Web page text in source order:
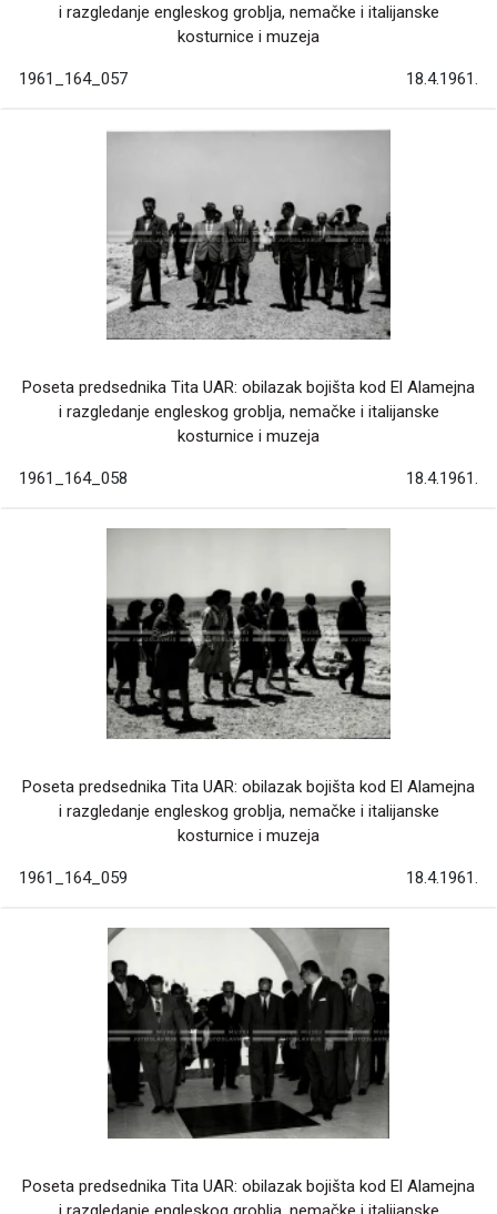
i razgledanje engleskog groblja, nemačke i italijanske
kosturnice i muzeja
1961_164_057 18.4.1961.
Poseta predsednika Tita UAR: obilazak bojišta kod El Alamejna
i razgledanje engleskog groblja, nemačke i italijanske
kosturnice i muzeja
1961_164_058 18.4.1961.
Poseta predsednika Tita UAR: obilazak bojišta kod El Alamejna
i razgledanje engleskog groblja, nemačke i italijanske
kosturnice i muzeja
1961_164_059 18.4.1961.
Poseta predsednika Tita UAR: obilazak bojišta kod El Alamejna